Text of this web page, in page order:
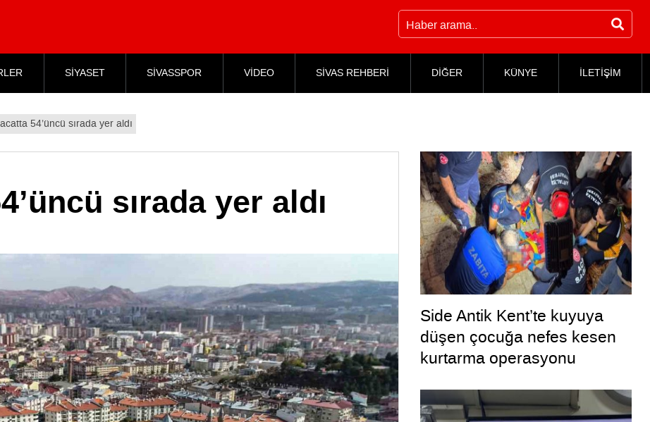
SİYASET SİVASSPOR VİDEO SİVAS REHBERİ DİĞER KÜNYE İLETİŞİM
54’üncü sırada yer aldı
sırada yer aldı
Side Antik Kent’te kuyuya
düşen çocuğa nefes kesen
kurtarma operasyonu